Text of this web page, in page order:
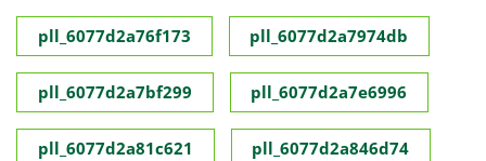
pll_6077d2a76f173 pll_6077d2a7974db
pll_6077d2a7bf299 pll_6077d2a7e6996
pll_6077d2a81c621 pll_6077d2a846d74